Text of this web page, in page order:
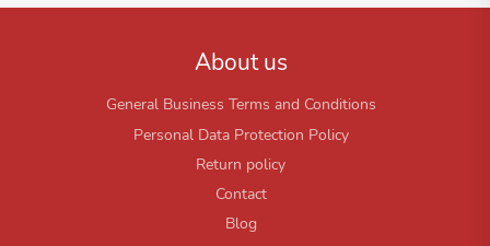
About us
General Business Terms and Conditions
Personal Data Protection Policy
Return policy
Contact
Blog